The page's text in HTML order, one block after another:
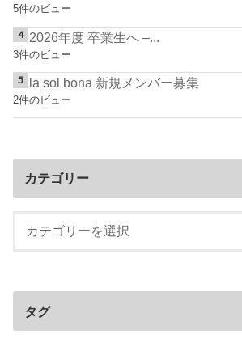
5件のビュー
2026年度 卒業生へ –...
3件のビュー
la sol bona 新規メンバー募集
2件のビュー
カテゴリー
タグ